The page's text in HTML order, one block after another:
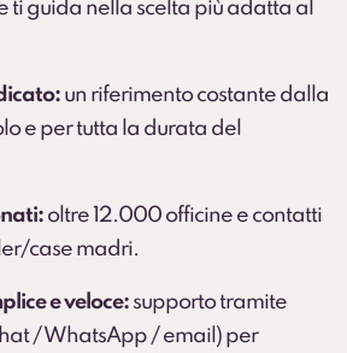
ti guida nella scelta più adatta al
un riferimento costante dalla
e per tutta la durata del
oltre 12.000 officine e contatti
case madri.
e veloce: supporto tramite
/ WhatsApp / email) per